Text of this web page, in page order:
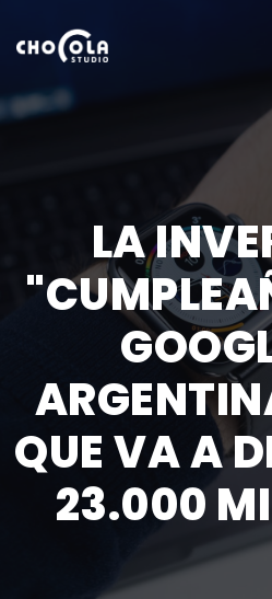
LA
QUE VA A
23.000